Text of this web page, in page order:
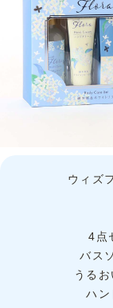
ウィズ
4点
バス
うる
ハン